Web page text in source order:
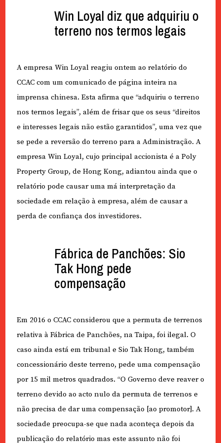
Win Loyal diz que adquiriu o
terreno nos termos legais
A empresa Win Loyal reagiu ontem ao relatório do
CCAC com um comunicado de página inteira na
imprensa chinesa. Esta afirma que “adquiriu o terreno
nos termos legais”, além de frisar que os seus “direitos
e interesses legais não estão garantidos”, uma vez que
se pede a reversão do terreno para a Administração. A
empresa Win Loyal, cujo principal accionista é a Poly
Property Group, de Hong Kong, adiantou ainda que o
relatório pode causar uma má interpretação da
sociedade em relação à empresa, além de causar a
perda de confiança dos investidores.
Fábrica de Panchões: Sio
Tak Hong pede
compensação
Em 2016 o CCAC considerou que a permuta de terrenos
relativa à Fábrica de Panchões, na Taipa, foi ilegal. O
caso ainda está em tribunal e Sio Tak Hong, também
concessionário deste terreno, pede uma compensação
por 15 mil metros quadrados. “O Governo deve reaver o
terreno devido ao acto nulo da permuta de terrenos e
não precisa de dar uma compensação [ao promotor]. A
sociedade preocupa-se que nada aconteça depois da
publicação do relatório mas este assunto não foi